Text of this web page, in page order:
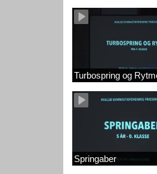
Turbospring og
Springaber